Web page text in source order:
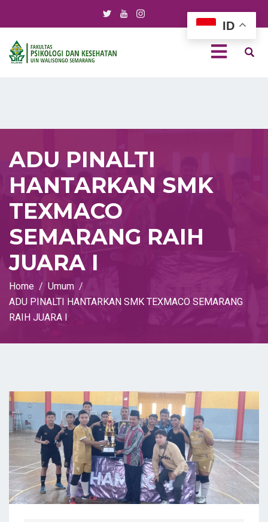
ADU PINALTI
HANTARKAN SMK
TEXMACO
SEMARANG RAIH
JUARA I
Home
Umum
ADU PINALTI HANTARKAN SMK TEXMACO SEMARANG
RAIH JUARA I
ID